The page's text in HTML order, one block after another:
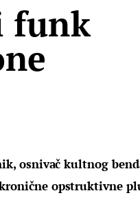
funk
osnivač kultnog
opstruktivne